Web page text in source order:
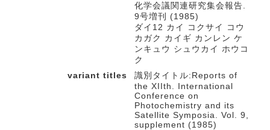
化学会議関連研究集会報告.
9号増刊 (1985)
ダイ12 カイ コクサイ コウ
カガク カイギ カンレン ケ
ンキュウ シュウカイ ホウコ
ク
variant titles
識別タイトル:Reports of
the XIIth. International
Conference on
Photochemistry and its
Satellite Symposia. Vol. 9,
supplement (1985)